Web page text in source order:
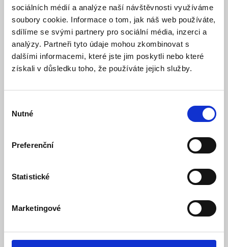
sociálních médií a analýze naší návštěvnosti využíváme
soubory cookie. Informace o tom, jak náš web používáte,
sdílíme se svými partnery pro sociální média, inzerci a
analýzy. Partneři tyto údaje mohou zkombinovat s
dalšími informacemi, které jste jim poskytli nebo které
získali v důsledku toho, že používáte jejich služby.
souhlasu
Nutné
Preferenční
Statistické
Marketingové
Skladem
439 Kč
714 Kč
Detail Do košíku
99 Kč
124 Kč